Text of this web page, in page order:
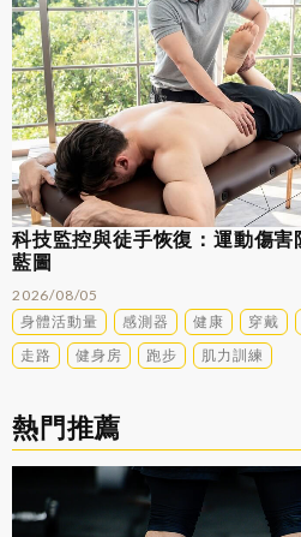
科技監控與徒手恢復：運動傷害
藍圖
2026/08/05
身體活動量
感測器 健康 穿戴
走路
健身房 跑步 肌力訓練
熱門推薦